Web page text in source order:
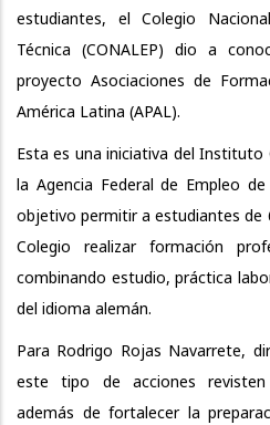
estudiantes, el Colegio
Técnica (CONALEP) dio a
proyecto Asociaciones de
América Latina (APAL).
Esta es una iniciativa del
la Agencia Federal de Empleo
objetivo permitir a estudiantes de
Colegio realizar formación
combinando estudio, práctica
del idioma alemán.
Para Rodrigo Rojas Navarrete,
este tipo de acciones
además de fortalecer la